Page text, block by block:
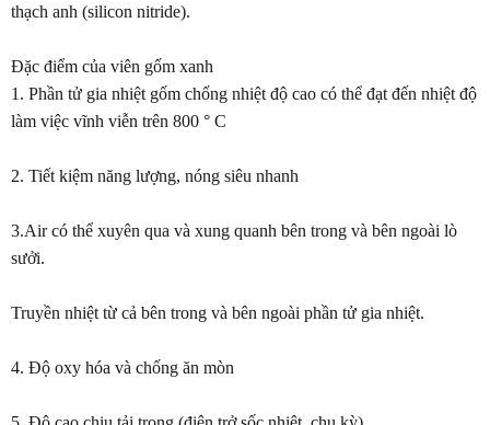
thạch anh (silicon nitride).
Đặc điểm của viên gốm xanh
1. Phần tử gia nhiệt gốm chống nhiệt độ cao có thể đạt đến nhiệt độ
làm việc vĩnh viễn trên 800 ° C
2. Tiết kiệm năng lượng, nóng siêu nhanh
3.Air có thể xuyên qua và xung quanh bên trong và bên ngoài lò
sưởi.
Truyền nhiệt từ cả bên trong và bên ngoài phần tử gia nhiệt.
4. Độ oxy hóa và chống ăn mòn